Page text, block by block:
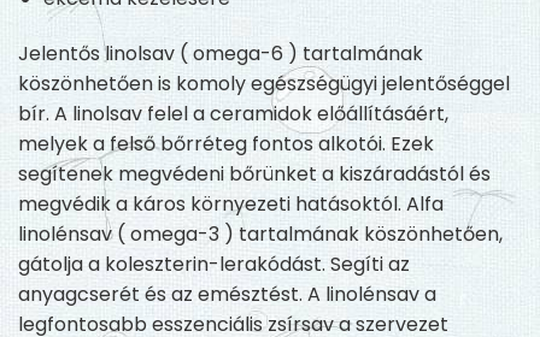
Jelentős linolsav ( omega-6 ) tartalmának
köszönhetően is komoly egészségügyi jelentőséggel
bír. A linolsav felel a ceramidok előállításáért,
melyek a felső bőrréteg fontos alkotói. Ezek
segítenek megvédeni bőrünket a kiszáradástól és
megvédik a káros környezeti hatásoktól. Alfa
linolénsav ( omega-3 ) tartalmának köszönhetően,
gátolja a koleszterin-lerakódást. Segíti az
anyagcserét és az emésztést. A linolénsav a
legfontosabb esszenciális zsírsav a szervezet